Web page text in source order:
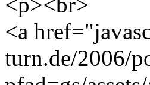
<a
turn.de/2006/